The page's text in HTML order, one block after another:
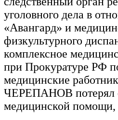
уголовного дела в
«Авангард» и
физкультурного
комплексное
при Прокуратуре РФ
медицинские
ЧЕРЕПАНОВ потерял
медицинской помощи,